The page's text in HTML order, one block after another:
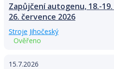
Zapůjčení autogenu, 18.-
26. července 2026
Stroje Jihočeský
Ověřeno
15.7.2026